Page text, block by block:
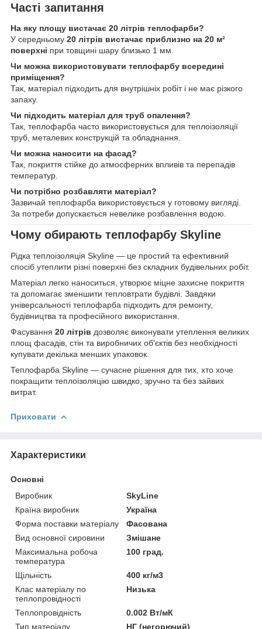
Часті запитання
На яку площу вистачає 20 літрів теплофарби?
У середньому 20 літрів вистачає приблизно на 20 м²
поверхні при товщині шару близько 1 мм.
Чи можна використовувати теплофарбу всередині
приміщення?
Так, матеріал підходить для внутрішніх робіт і не має різкого
запаху.
Чи підходить матеріал для труб опалення?
Так, теплофарба часто використовується для теплоізоляції
труб, металевих конструкцій та обладнання.
Чи можна наносити на фасад?
Так, покриття стійке до атмосферних впливів та перепадів
температур.
Чи потрібно розбавляти матеріал?
Зазвичай теплофарба використовується у готовому вигляді.
За потреби допускається невелике розбавлення водою.
Чому обирають теплофарбу Skyline
Рідка теплоізоляція Skyline — це простий та ефективний
спосіб утеплити різні поверхні без складних будівельних робіт.
Матеріал легко наноситься, утворює міцне захисне покриття
та допомагає зменшити тепловтрати будівлі. Завдяки
універсальності теплофарба підходить для ремонту,
будівництва та професійного використання.
Фасування 20 літрів дозволяє виконувати утеплення великих
площ фасадів, стін та виробничих об'єктів без необхідності
купувати декілька менших упаковок.
Теплофарба Skyline — сучасне рішення для тих, хто хоче
покращити теплоізоляцію швидко, зручно та без зайвих
витрат.
Приховати
Характеристики
Основні
Виробник
SkyLine
Країна виробник
Україна
Форма поставки матеріалу
Фасована
Вид основної сировини
Змішане
Максимальна робоча
температура
100 град.
Щільність
400 кг/м3
Клас матеріалу по
теплопровідності
Низька
Теплопровідність
0.002 Вт/мК
Тип матеріалу
НГ (негорючий)